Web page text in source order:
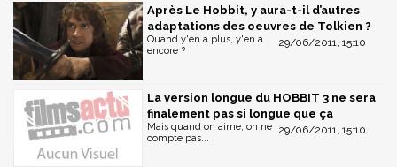
Après Le Hobbit, y aura-t-il d’autres
adaptations des oeuvres de Tolkien ?
29/06/2011, 15:10
Quand y'en a plus, y'en a
encore ?
La version longue du HOBBIT 3 ne sera
finalement pas si longue que ça
29/06/2011, 15:10
Mais quand on aime, on ne
compte pas...